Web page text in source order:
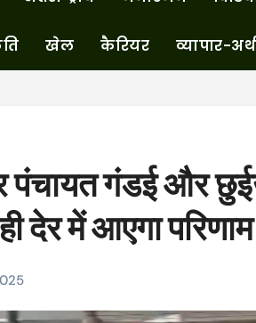
खेल कैरियर व्यापार-
पंचायत गंडई और
देर में आएगा परिणाम